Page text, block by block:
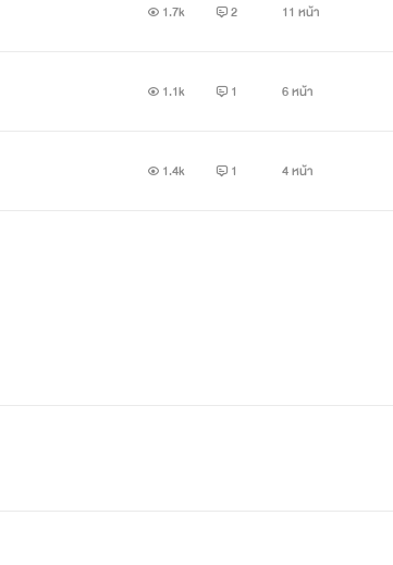
1.7k 2 11 หน้า
1.1k 1 6 หน้า
1.4k 1 4 หน้า